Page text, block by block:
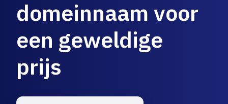
domeinnaam voor
een geweldige
prijs